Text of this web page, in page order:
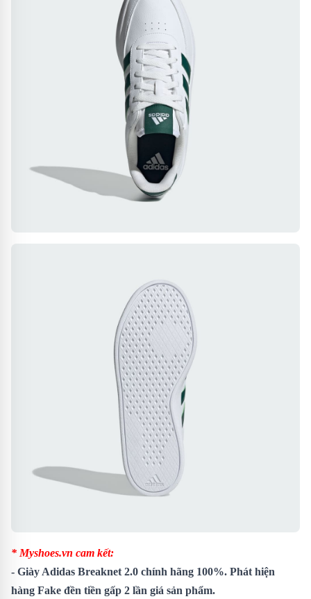
* Myshoes.vn cam kết:
- Giày Adidas Breaknet 2.0 chính hãng 100%. Phát hiện
hàng Fake đền tiền gấp 2 lần giá sản phẩm.